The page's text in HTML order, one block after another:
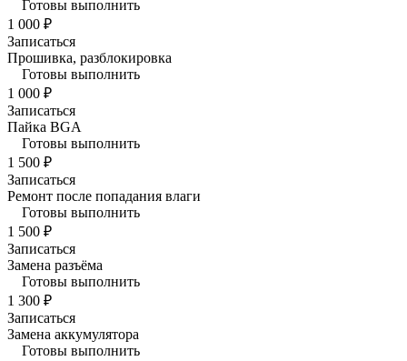
Готовы выполнить
1 000 ₽
Записаться
Прошивка, разблокировка
Готовы выполнить
1 000 ₽
Записаться
Пайка BGA
Готовы выполнить
1 500 ₽
Записаться
Ремонт после попадания влаги
Готовы выполнить
1 500 ₽
Записаться
Замена разъёма
Готовы выполнить
1 300 ₽
Записаться
Замена аккумулятора
Готовы выполнить